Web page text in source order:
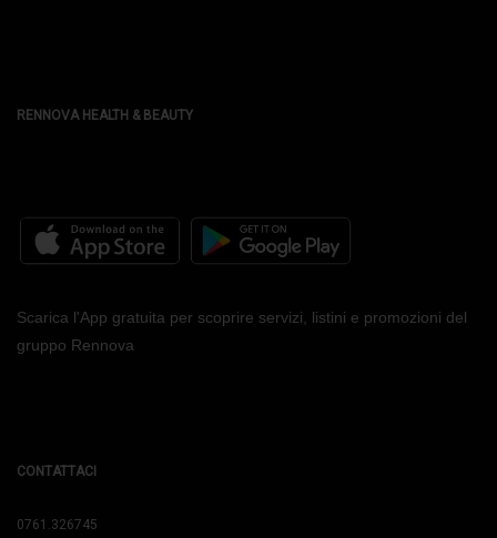
RENNOVA HEALTH & BEAUTY
Scarica l'App gratuita per scoprire servizi, listini e promozioni del
gruppo Rennova
CONTATTACI
0761.326745